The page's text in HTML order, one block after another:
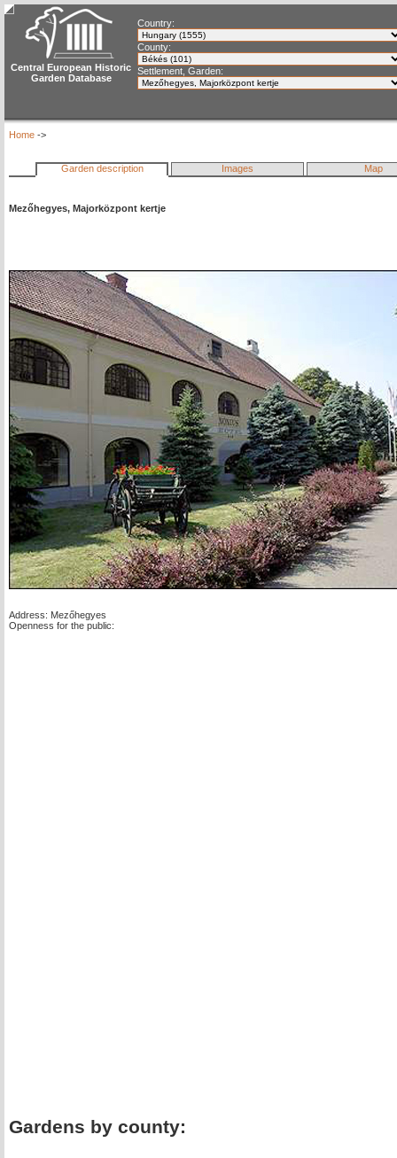
Central European Historic
Garden Database
Country:
County:
Settlement, Garden:
Home ->
Garden description Images Map
Mezőhegyes, Majorközpont kertje
Address: Mezőhegyes
Openness for the public:
Gardens by county: